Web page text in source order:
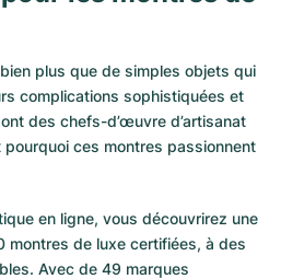
plus que de simples objets qui
complications sophistiquées et
des chefs-d’œuvre d’artisanat
pourquoi ces montres passionnent
en ligne, vous découvrirez une
montres de luxe certifiées, à des
Avec de 49 marques